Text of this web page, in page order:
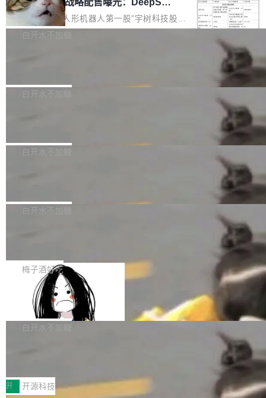
agent 有本质区别。大多数 agent harness 的设
计是基于早期模型的能力—...
但它可能是主流开源项目中关于 AI 辅助贡献最
细致的一份规则。 政策的核心只有一句话：LLM
可以用来分析、提炼、审阅、建议，但不能用来
不得生成涉及安全性的关键变更，除非作者本身
宇树科技 IPO 战略配售曝光：DeepSe
ek 获配 93.3 万股，锁定 36 个月
8月6日晚间，“人形机器人第一股”宇树科技股份
有限公司披露IPO发行价格及战略配售结果，杭
36个月。 公告显示，本次宇树科技战略配售对
员工参与设立的专项资产管理计划。其中，Dee
获配9...
白开水不加糖
Bug fixes and enhancements 修复多次传递同
一个回归问题，该问题导致拉取镜像时会拒绝包
题，该问题可能导致在旧版 Linux 内核...
白开水不加糖
e 孵化器项目管理委员会（IPMC）投票中获得
P）！这一里程碑不仅标志着 Fluss 迈入新的发
白开水不加糖
长期停止内容更新，未能实现其作为“AI版维基百
提交的编辑请求也长期处于待处理状态。 Groki
pedia 于去年底上线，定位为由人工智能生成内
容的百科平台，被马斯克视为传统众包百科网站
维基百科的替代方案。Lawfare 调查发现，无论
热门页面还是低关注度页面，均未出现近期更
白开水不加糖
是这样的：配 MessageSource 的 Bean、写 R
eloadableResourceBundleMessageSource、
声明 LocaleResolver、注册 LocaleChangeInt
erceptor…五六步之后才能看到第一行翻译文
本。 Solon 换了个方式。整个 i18n 模块围绕三
梅子酒好吃
Apache Doris 4.1 全面增强 Iceberg：
支持 UPDATE、MERGE INTO 与 Iceb
erg V3
Apache Doris 4.1 要补齐的，正是缺失的那一
半。在已有查询能力的基础上，Doris 进一步支
常维护操作，并完整支持 Iceberg V3 格式。
白开水不加糖
村国家自主创新示范区会议中心开幕。本届大会
开 开源科技